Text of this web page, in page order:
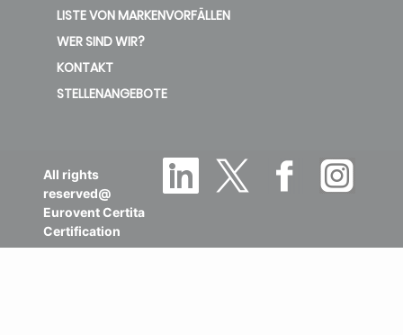
LISTE VON MARKENVORFÄLLEN
WER SIND WIR?
KONTAKT
STELLENANGEBOTE
All rights
reserved@
Eurovent Certita
Certification